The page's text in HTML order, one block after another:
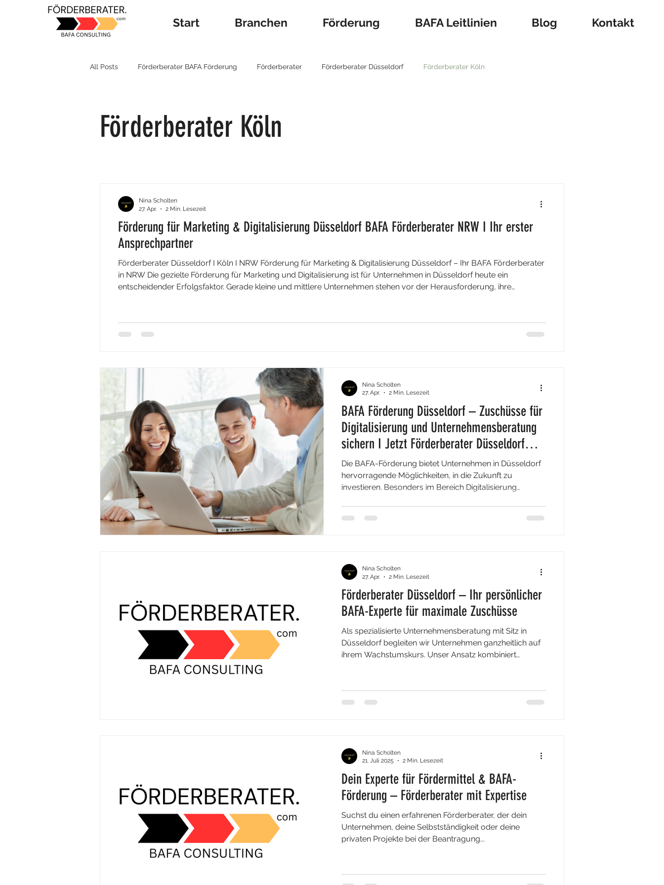
Start Branchen Förderung BAFA Leitlinien Blog Kontakt
All Posts Förderberater BAFA Förderung Förderberater Förderberater Düsseldorf Förderberater Köln
Förderberater Köln
Förderung für Marketing & Digitalisierung Düsseldorf BAFA Förderberater NRW I Ihr erster
Ansprechpartner
Förderberater Düsseldorf I Köln I NRW Förderung für Marketing & Digitalisierung Düsseldorf – Ihr BAFA Förderberater
in NRW Die gezielte Förderung für Marketing und Digitalisierung ist für Unternehmen in Düsseldorf heute ein
entscheidender Erfolgsfaktor. Gerade kleine und mittlere Unternehmen stehen vor der Herausforderung, ihre
Nina Scholten
27. Apr.
2 Min. Lesezeit
BAFA Förderung Düsseldorf – Zuschüsse für
Digitalisierung und Unternehmensberatung
sichern I Jetzt Förderberater Düsseldorf
anfragen
Die BAFA-Förderung bietet Unternehmen in Düsseldorf
hervorragende Möglichkeiten, in die Zukunft zu
investieren. Besonders im Bereich Digitalisierung
Geschäftsmodellen. Viele Unternehmen unterschätzen
identifizieren und optima
Nina Scholten
27. Apr.
2 Min. Lesezeit
Förderberater Düsseldorf – Ihr persönlicher
BAFA-Experte für maximale Zuschüsse
Als spezialisierte Unternehmensberatung mit Sitz in
Düsseldorf begleiten wir Unternehmen ganzheitlich auf
ihrem Wachstumskurs. Unser Ansatz kombiniert
nachhaltige und umsetzbare Lösungen. Wir sind als
Berater beim Bundesamt für Wirtschaft und
Nina Scholten
27. Apr.
2 Min. Lesezeit
Dein Experte für Fördermittel & BAFA-
Förderung – Förderberater mit Expertise
Suchst du einen erfahrenen Förderberater, der dein
Unternehmen, deine Selbstständigkeit oder deine
privaten Projekte bei der Beantragung...
Nina Scholten
21. Juli 2025
2 Min. Lesezeit